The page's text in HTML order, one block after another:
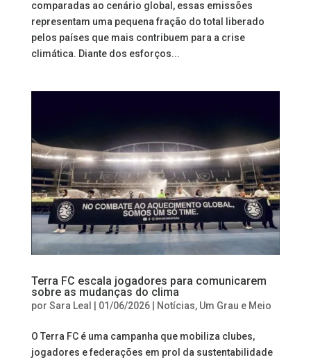
comparadas ao cenário global, essas emissões
representam uma pequena fração do total liberado
pelos países que mais contribuem para a crise
climática. Diante dos esforços...
Terra FC escala jogadores para comunicarem
sobre as mudanças do clima
por Sara Leal 01/06/2026| Notícias, Um Grau e Meio
O Terra FC é uma campanha que mobiliza clubes,
jogadores e federações em prol da sustentabilidade